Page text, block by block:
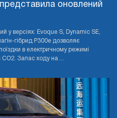
оновлений
у версіях: Evoque S, Dynamic SE,
гібрид P300e дозволяє
в електричному режимі
CO2. Запас ходу на ...